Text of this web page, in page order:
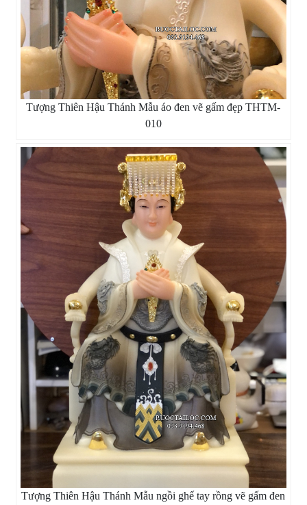
Tượng Thiên Hậu Thánh Mẫu áo đen vẽ gấm đẹp THTM-
010
Tượng Thiên Hậu Thánh Mẫu ngồi ghế tay rồng vẽ gấm đen